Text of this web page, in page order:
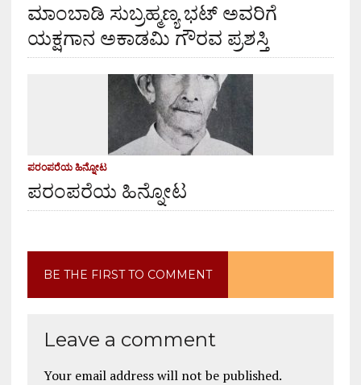
ಮಾಂಬಾಡಿ ಸುಬ್ರಹ್ಮಣ್ಯ ಭಟ್ ಅವರಿಗೆ
ಯಕ್ಷಗಾನ ಅಕಾಡಮಿ ಗೌರವ ಪ್ರಶಸ್ತಿ
ಪರಂಪರೆಯ ಹಿನ್ನೋಟ
ಪರಂಪರೆಯ ಹಿನ್ನೋಟ
BE THE FIRST TO COMMENT
Leave a comment
Your email address will not be published.